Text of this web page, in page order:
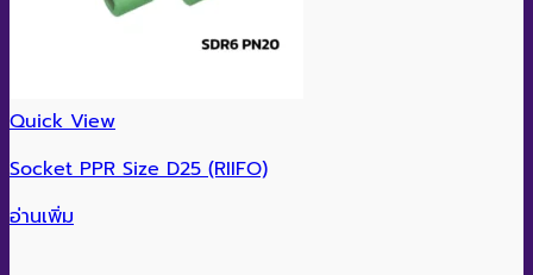
Quick View
Socket PPR Size D25 (RIIFO)
อ่านเพิ่ม